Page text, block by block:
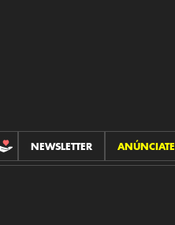
CONTRIBUCIONES
NEWSLETTER ANÚNCIATE